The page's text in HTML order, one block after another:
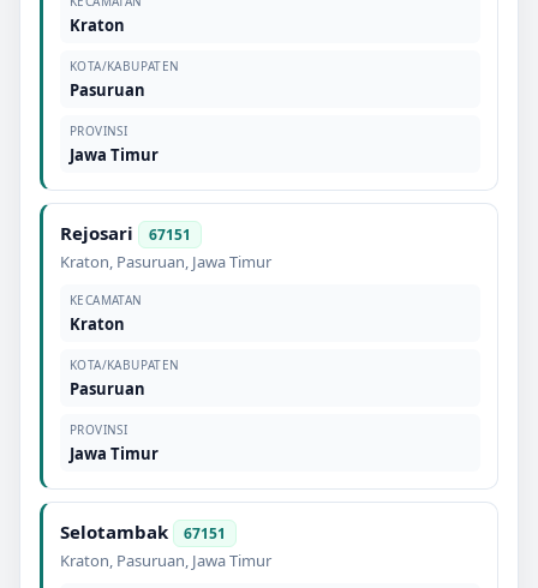
Kraton
KOTA/KABUPATEN
Pasuruan
PROVINSI
Jawa Timur
Rejosari 67151
Kraton, Pasuruan, Jawa Timur
KECAMATAN
Kraton
KOTA/KABUPATEN
Pasuruan
PROVINSI
Jawa Timur
Selotambak 67151
Kraton, Pasuruan, Jawa Timur